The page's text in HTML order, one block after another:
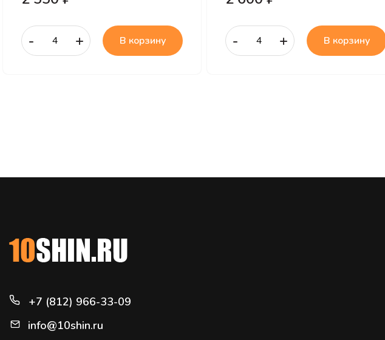
- + В корзину - + В корзину
+7 (812) 966-33-09
info@10shin.ru